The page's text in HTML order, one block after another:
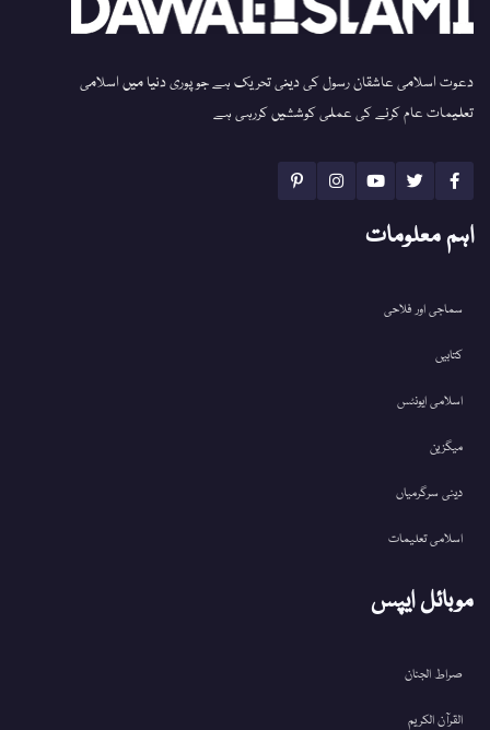
دعوت اسلامی عاشقان رسول کی دینی تحریک ہے جو پوری دنیا میں اسلامی
تعلیمات عام کرنے کی عملی کوششیں کررہی ہے
اہم معلومات
سماجی اور فلاحی
کتابیں
اسلامی ایونٹس
میگزین
دینی سرگرمیاں
اسلامی تعلیمات
موبائل ایپس
صراط الجنان
القرآن الکریم